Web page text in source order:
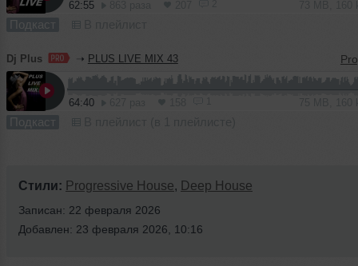
62:55
Подкаст
Dj Plus ➝ PLUS LIVE MIX 43
64:40
Подкаст
Стили: Progressive House, Deep House
Записан: 22 февраля 2026
Добавлен: 23 февраля 2026, 10:16